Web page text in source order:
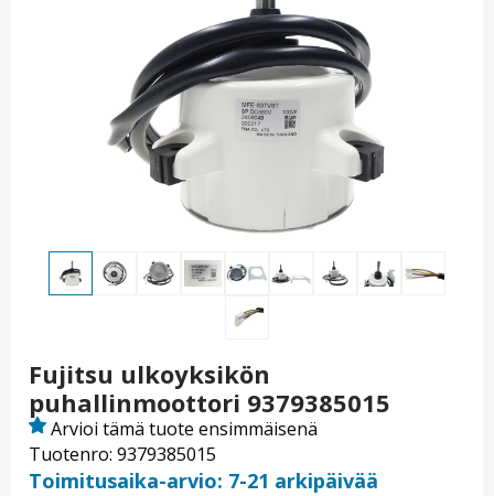
Fujitsu ulkoyksikön
puhallinmoottori 9379385015
Tuotenro: 9379385015
Arvioi tämä tuote ensimmäisenä
Toimitusaika-arvio: 7-21 arkipäivää